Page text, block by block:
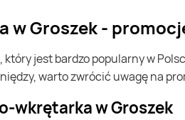
w Groszek -
warto zwrócić uwagę na
wkrętarka w Groszek